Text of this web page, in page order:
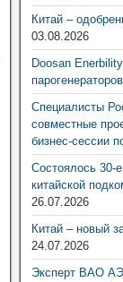
Китай –
03.08.2026
Doosan
Специалисты
совместные
бизнес-сессии
Состоялось 30-
китайской
26.07.2026
Китай – новый
24.07.2026
Эксперт ВАО